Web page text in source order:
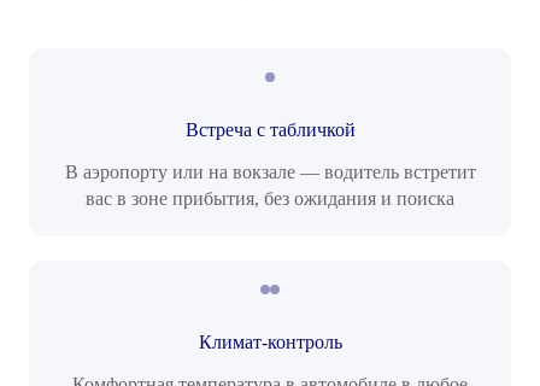
Встреча с табличкой
В аэропорту или на вокзале — водитель встретит
вас в зоне прибытия, без ожидания и поиска
Климат-контроль